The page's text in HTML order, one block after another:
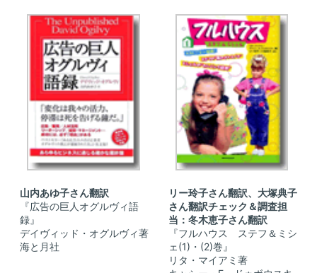
山内あゆ子さん翻訳
『広告の巨人オグルヴィ語
録』
デイヴィッド・オグルヴィ著
海と月社
リー玲子さん翻訳、大塚典子
さん翻訳チェック＆調査担
当：冬木恵子さん翻訳
『フルハウス ステフ＆ミシ
ェ(1)・(2)巻』
リタ・マイアミ著